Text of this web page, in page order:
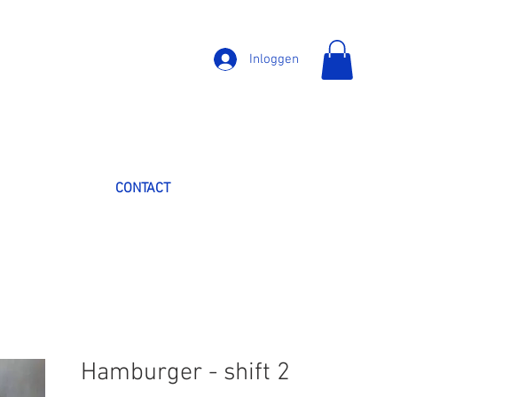
Inloggen
CONTACT
Hamburger - shift 2